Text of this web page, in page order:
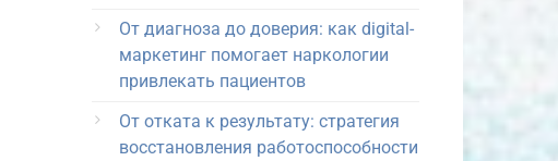
От диагноза до доверия: как digital-
маркетинг помогает наркологии
привлекать пациентов
От отката к результату: стратегия
восстановления работоспособности